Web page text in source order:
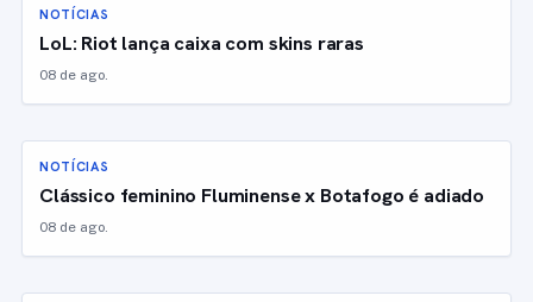
NOTÍCIAS
LoL: Riot lança caixa com skins raras
08 de ago.
NOTÍCIAS
Clássico feminino Fluminense x Botafogo é adiado
08 de ago.